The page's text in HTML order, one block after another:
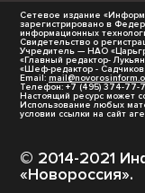
Сетевое издание
зарегистрировано в
информационных
Свидетельство о
Учредитель — НАО
«Главный редактор-
«Шеф-редактор -
Email:
Телефон: +7 (495) 374-77-
Настоящий ресурс может
Использование любых
условии ссылки на сайт
© 2014-2021
«Новороссия».